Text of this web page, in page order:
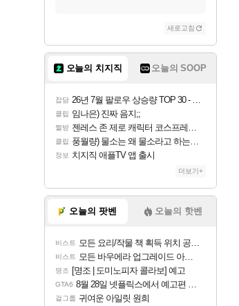
새로고침
오늘의 치지직 오늘의 SOOP
잡담 26년 7월 팔로우 상승량 TOP 30 - 월간 치지직
클립 임나은) 진짜 음지;;
짤방 젠레스 존 제로 캐릭터 코스프레한 꽁주
클립 풍월량) 물소는 왜 물소라고 하는거야? 아! 그만 ㅋㅋ 알았어 ㅋㅋ
정보 치지직 애플TV 앱 출시
더보기+
오늘의 팟벤 오늘의 핫벤
비스트 모든 요리/작물 책 획득 위치 공략 (36개) - 미식가 도전과제
비스트 모든 바우에라 업그레이드 아이템 획득 위치 공략 (89개)
명조 [명조 | 도미노피자 콜라보] 예고
GTA6 8월 28일 넷플릭스에서 예고편 공개 예정
걸그룹 귀여운 아일릿 원희